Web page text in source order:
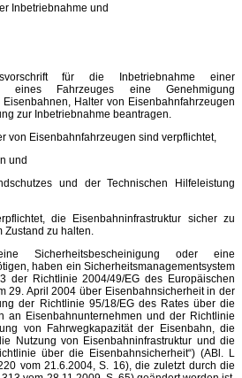
Inbetriebnahme und
für die Inbetriebnahme einer
eines Fahrzeuges eine Genehmigung
Halter von Eisenbahnfahrzeugen
zur Inbetriebnahme beantragen.
von Eisenbahnfahrzeugen sind verpflichtet,
und
und der Technischen Hilfeleistung
die Eisenbahninfrastruktur sicher zu
zu halten.
Sicherheitsbescheinigung oder eine
haben ein Sicherheitsmanagementsystem
der Richtlinie 2004/49/EG des Europäischen
29. April 2004 über Eisenbahnsicherheit in der
der Richtlinie 95/18/EG des Rates über die
an Eisenbahnunternehmen und der Richtlinie
von Fahrwegkapazität der Eisenbahn, die
Nutzung von Eisenbahninfrastruktur und die
über die Eisenbahnsicherheit“) (ABl. L
vom 21.6.2004, S. 16), die zuletzt durch die